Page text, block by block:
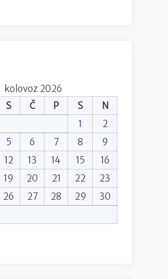
kolovoz 2026
S Č P S
N
1
2
5 6 7 8
9
12 13 14 15
16
19 20 21 22
23
26 27 28 29
30